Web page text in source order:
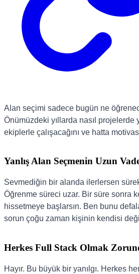
Alan seçimi sadece bugün ne
Önümüzdeki yıllarda nasıl projelerde
ekiplerle çalışacağını ve hatta
Yanlış Alan Seçmenin Uzun
Sevmediğin bir alanda ilerlersen
Öğrenme süreci uzar. Bir süre sonra
hissetmeye başlarsın. Ben bunu
sorun çoğu zaman kişinin kendisi
Herkes Full Stack Olmak
Hayır. Bu büyük bir yanılgı. Herkes